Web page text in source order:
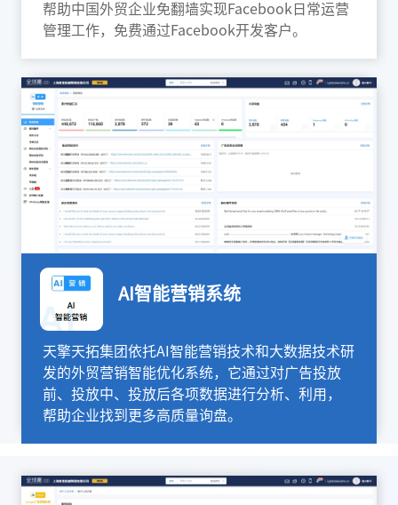
帮助中国外贸企业免翻墙实现Facebook日常运营
管理工作，免费通过Facebook开发客户。
AI智能营销系统
天擎天拓集团依托AI智能营销技术和大数据技术研
发的外贸营销智能优化系统，它通过对广告投放
前、投放中、投放后各项数据进行分析、利用，
帮助企业找到更多高质量询盘。